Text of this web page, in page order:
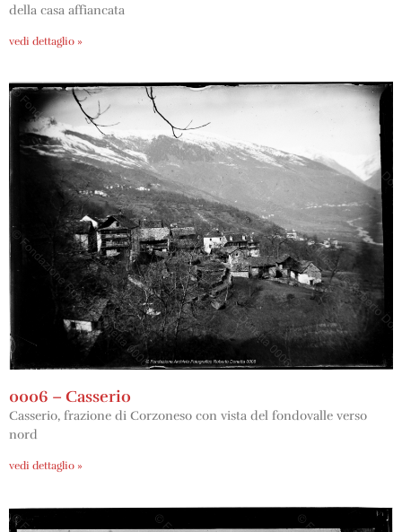
della casa affiancata
vedi dettaglio »
0006 – Casserio
Casserio, frazione di Corzoneso con vista del fondovalle verso
nord
vedi dettaglio »